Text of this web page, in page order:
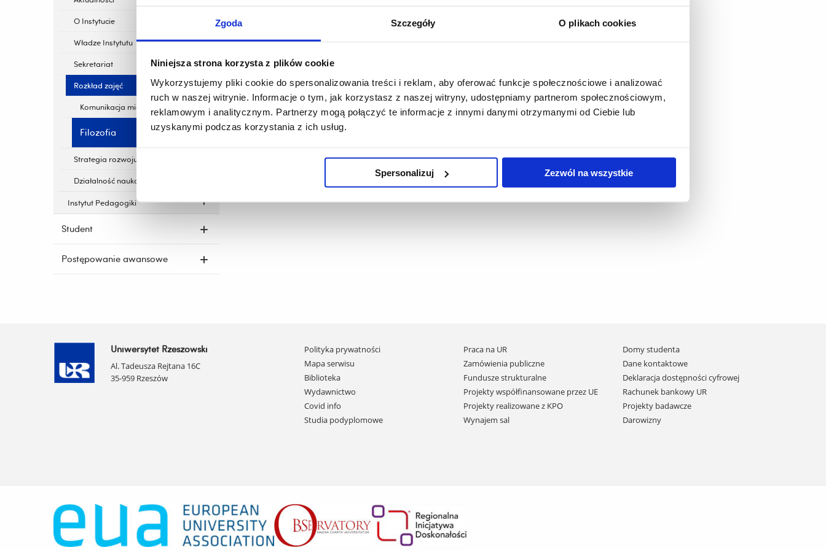
Zgoda Szczegóły O plikach cookies
Niniejsza strona korzysta z plików cookie
Wykorzystujemy pliki cookie do spersonalizowania treści i reklam, aby oferować funkcje społecznościowe i analizować
ruch w naszej witrynie. Informacje o tym, jak korzystasz z naszej witryny, udostępniamy partnerom społecznościowym,
reklamowym i analitycznym. Partnerzy mogą połączyć te informacje z innymi danymi otrzymanymi od Ciebie lub
uzyskanymi podczas korzystania z ich usług.
Spersonalizuj Zezwól na wszystkie
O Instytucie
Władze Instytutu
Sekretariat
Rozkład zajęć
Komunikacja międzykulturowa
Filozofia
Strategia rozwoju
Działalność naukowa
Instytut Pedagogiki
Student
Postępowanie awansowe
Uniwersytet Rzeszowski
Al. Tadeusza Rejtana 16C
35-959 Rzeszów
Pomiń
nawigację
i
przejdź
do
treści
Polityka prywatności
Mapa serwisu
Biblioteka
Wydawnictwo
Covid info
Studia podyplomowe
Praca na UR
Zamówienia publiczne
Fundusze strukturalne
Projekty współfinansowane przez UE
Projekty realizowane z KPO
Wynajem sal
Domy studenta
Dane kontaktowe
Deklaracja dostępności cyfrowej
Rachunek bankowy UR
Projekty badawcze
Darowizny